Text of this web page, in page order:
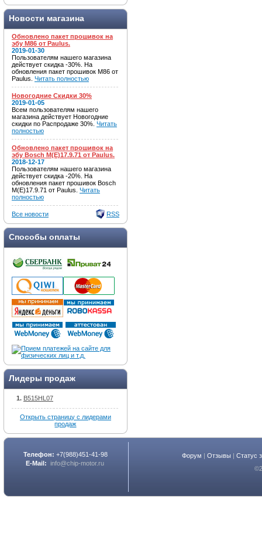
Новости магазина
Обновлено пакет прошивок на
эбу M86 от Paulus.
2019-01-30
Пользователям нашего магазина
действует скидка -30%. На
обновления пакет прошивок M86 от
Paulus. Читать полностью
Новогодние Скидки 30%
2019-01-05
Всем пользователям нашего
магазина действует Новогодние
скидки по Распродаже 30%. Читать
полностью
Обновлено пакет прошивок на
эбу Bosch M(E)17.9.71 от Paulus.
2018-12-17
Пользователям нашего магазина
действует скидка -20%. На
обновления пакет прошивок Bosch
M(E)17.9.71 от Paulus. Читать
полностью
Все новости RSS
Способы оплаты
Лидеры продаж
B515HL07
Открыть страницу с лидерами
продаж
Телефон: +7(988)451-41-98
E-Mail: info@chip-motor.ru
Форум |Отзывы |Статус